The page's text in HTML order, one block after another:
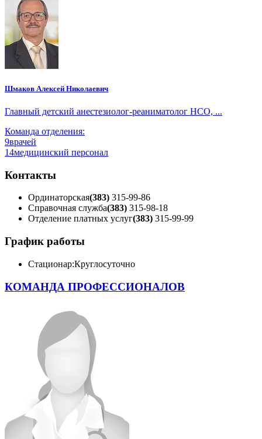
Шмаков Алексей Николаевич
Главный детский анестезиолог-реаниматолог НСО, ...
Команда отделения:
9врачей
14медицинский персонал
Контакты
Ординаторская(383) 315-99-86
Справочная служба(383) 315-98-18
Отделение платных услуг(383) 315-99-99
График работы
Стационар:Круглосуточно
КОМАНДА ПРОФЕССИОНАЛОВ